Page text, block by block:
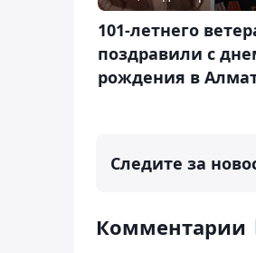
101-летнего
поздравили с
рождения в
Следите за
Комментарии